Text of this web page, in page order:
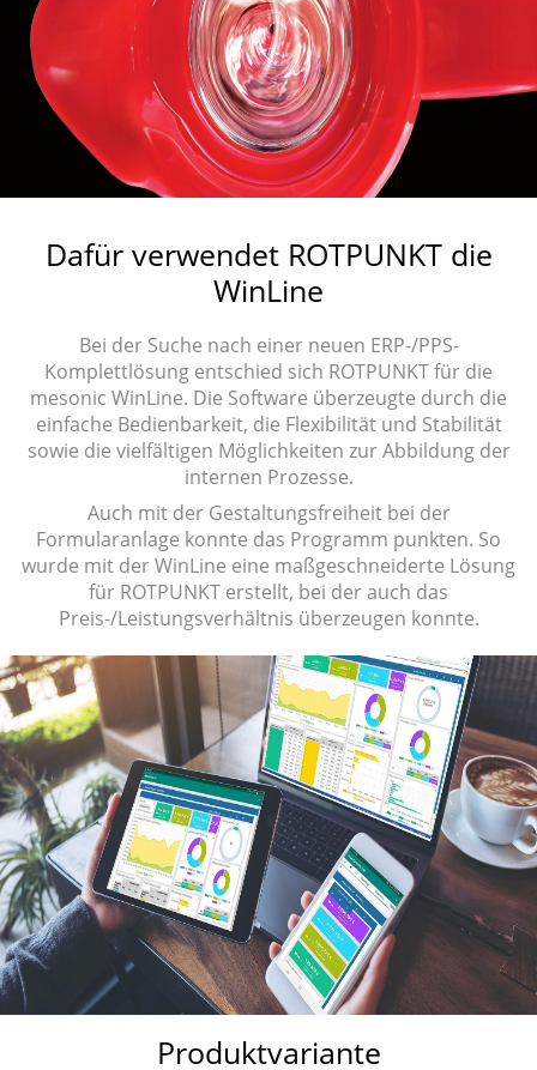
Dafür verwendet ROTPUNKT die
WinLine
Bei der Suche nach einer neuen ERP-/PPS-
Komplettlösung entschied sich ROTPUNKT für die
mesonic WinLine. Die Software überzeugte durch die
einfache Bedienbarkeit, die Flexibilität und Stabilität
sowie die vielfältigen Möglichkeiten zur Abbildung der
internen Prozesse.
Auch mit der Gestaltungsfreiheit bei der
Formularanlage konnte das Programm punkten. So
wurde mit der WinLine eine maßgeschneiderte Lösung
für ROTPUNKT erstellt, bei der auch das
Preis-/Leistungsverhältnis überzeugen konnte.
Produktvariante